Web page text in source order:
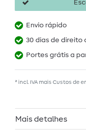
Envio rápido
30 dias de direito
Portes grátis a
* incl. IVA mais Custos de
Mais detalhes